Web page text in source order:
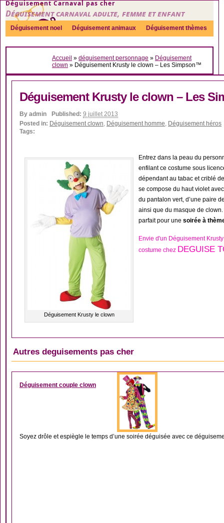
Déguisement Carnaval pas cher
Déguisement carnaval adulte, femme et enfant
Déguisement noel Déguisement animaux Déguisement thèmes
Sexy Déguisement couple Déguisements par genre Idées
Accueil » déguisement personnage » Déguisement
clown » Déguisement Krusty le clown – Les Simpson™
Déguisement Krusty le clown – Les
By admin Published: 9 juillet 2013
Posted in: Déguisement clown, Déguisement homme, Déguisement héros
Tags:
Déguisement Krusty le clown
Entrez dans la peau du
enfilant ce costume sous
dépendant au tabac et criblé
se compose du haut violet
du pantalon vert, d’une paire
ainsi que du masque de
parfait pour une soirée à
Envie d'un Déguisement
costume chez DEGUISE
Autres deguisements pas cher
DÉGUISEMENT
Déguisement couple clown
Soyez drôle et espiègle le temps d’une soirée déguisée avec ce